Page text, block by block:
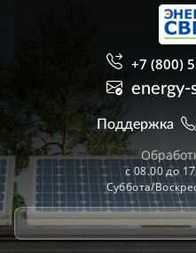
+7 (800)
energy-
Поддержка
с 08.00 до
Суббота/